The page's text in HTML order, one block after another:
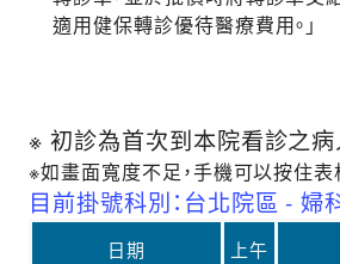
適用健保轉診優待醫療費用。」
※ 初診為首次到本院看診之病
※如畫面寬度不足，手機可以按住
目前掛號科別：台北院區 - 婦
日期 上午